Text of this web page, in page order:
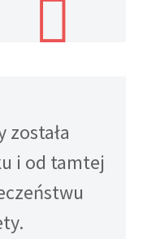
została
i od tamtej